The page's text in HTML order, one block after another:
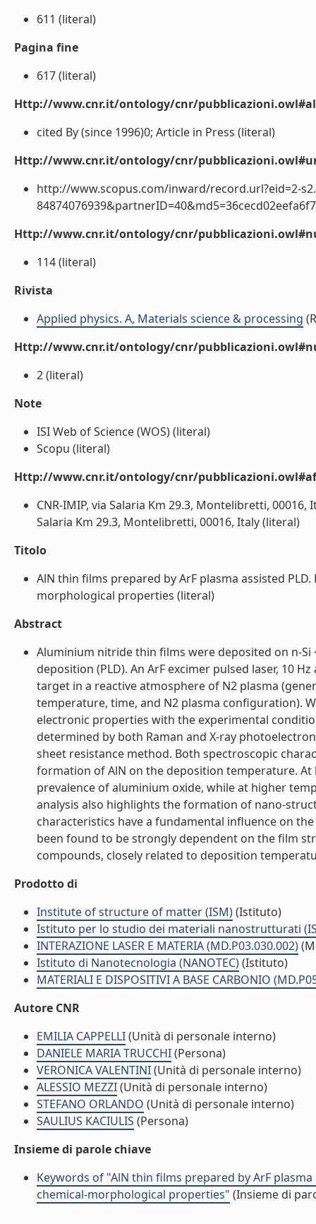
611 (literal)
Pagina fine
617 (literal)
Http://www.cnr.it/ontology/cnr/
cited By (since 1996)0; Article in Press (literal)
Http://www.cnr.it/ontology/cnr/
http://www.scopus.com/inward/record.url?eid=2-
Http://www.cnr.it/ontology/cnr/
114 (literal)
Rivista
Applied physics. A, Materials science & processing
Http://www.cnr.it/ontology/cnr/
2 (literal)
Note
ISI Web of Science (WOS) (literal)
Scopu (literal)
Http://www.cnr.it/ontology/cnr/
CNR-IMIP, via Salaria Km 29.3, Montelibretti, 00016,
Salaria Km 29.3, Montelibretti, 00016, Italy (literal)
Titolo
AlN thin films prepared by ArF plasma assisted
morphological properties (literal)
Abstract
Aluminium nitride thin films were deposited on n-Si
deposition (PLD). An ArF excimer pulsed laser, 10
target in a reactive atmosphere of N2 plasma
temperature, time, and N2 plasma configuration).
electronic properties with the experimental
determined by both Raman and X-ray
sheet resistance method. Both spectroscopic
formation of AlN on the deposition temperature.
prevalence of aluminium oxide, while at higher
analysis also highlights the formation of nano-
characteristics have a fundamental influence on
been found to be strongly dependent on the film
compounds, closely related to deposition
Prodotto di
Institute of structure of matter (ISM)(Istituto)
Istituto per lo studio dei materiali nanostrutturati
INTERAZIONE LASER E MATERIA (MD.P03.030.002)
Istituto di Nanotecnologia (NANOTEC)(Istituto)
MATERIALI E DISPOSITIVI A BASE CARBONIO
Autore CNR
EMILIA CAPPELLI(Unità di personale interno)
DANIELE MARIA TRUCCHI(Persona)
VERONICA VALENTINI(Unità di personale interno)
ALESSIO MEZZI(Unità di personale interno)
STEFANO ORLANDO (Unità di personale interno)
SAULIUS KACIULIS (Persona)
Insieme di parole chiave
Keywords of "AlN thin films prepared by ArF
chemical-morphological properties" (Insieme di